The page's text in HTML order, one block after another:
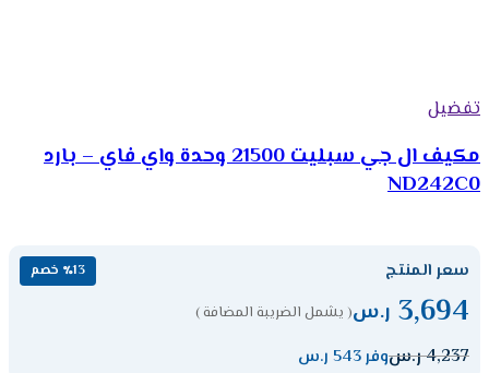
تفضيل
مكيف ال جي سبليت 21500 وحدة واي فاي – بارد
ND242C0
سعر المنتج ٪13 خصم
3,694 ر.س( يشمل الضريبة المضافة )
4,237ر.سوفر 543 ر.س